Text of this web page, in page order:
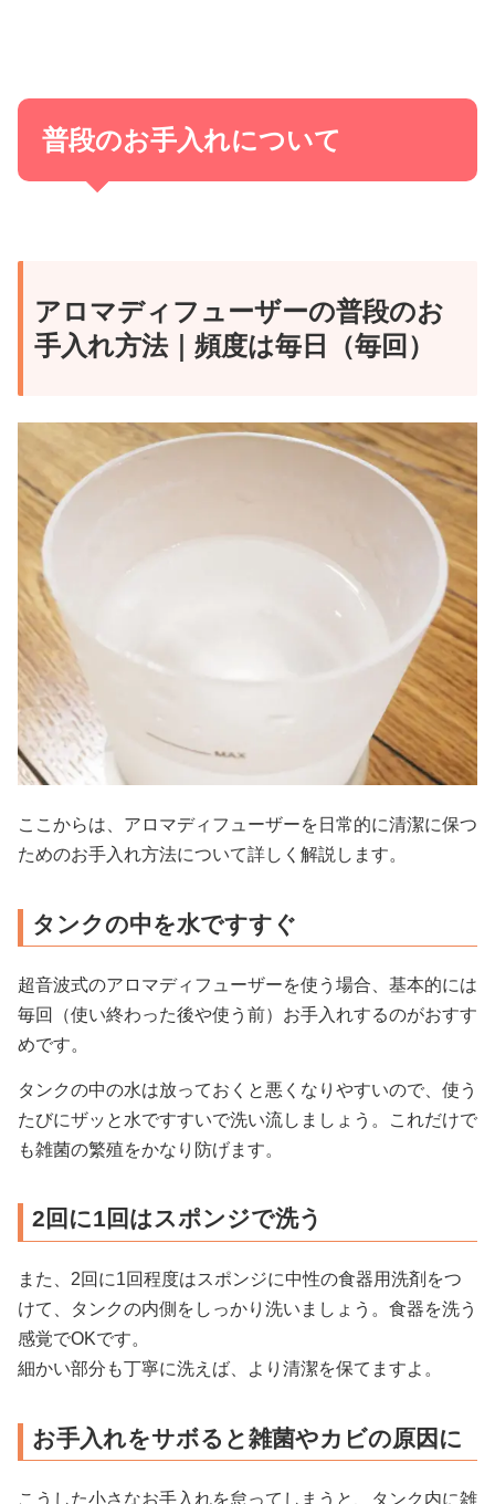
普段のお手入れについて
アロマディフューザーの普段のお
手入れ方法｜頻度は毎日（毎回）
ここからは、アロマディフューザーを日常的に清潔に保つ
ためのお手入れ方法について詳しく解説します。
タンクの中を水ですすぐ
超音波式のアロマディフューザーを使う場合、基本的には
毎回（使い終わった後や使う前）お手入れするのがおすす
めです。
タンクの中の水は放っておくと悪くなりやすいので、使う
たびにザッと水ですすいで洗い流しましょう。これだけで
も雑菌の繁殖をかなり防げます。
2回に1回はスポンジで洗う
また、2回に1回程度はスポンジに中性の食器用洗剤をつ
けて、タンクの内側をしっかり洗いましょう。食器を洗う
感覚でOKです。
細かい部分も丁寧に洗えば、より清潔を保てますよ。
お手入れをサボると雑菌やカビの原因に
こうした小さなお手入れを怠ってしまうと、タンク内に雑